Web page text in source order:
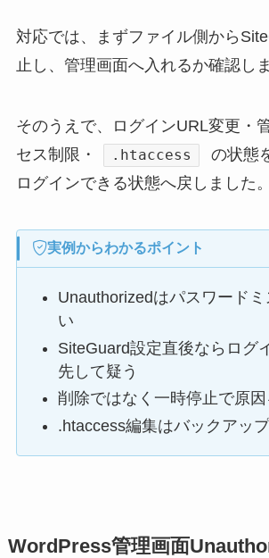
対応では、まずファイル側から
止し、管理画面へ入れるか確認しま
そのうえで、ログインURL変更・
セス制限・
.htaccess
の状態
ログインできる状態へ戻しました。
実例からわかるポイント
Unauthorizedはパスワード
い
SiteGuard設定直後ならログ
先して疑う
削除ではなく一時停止で原
.htaccess編集はバックアッ
WordPress管理画面